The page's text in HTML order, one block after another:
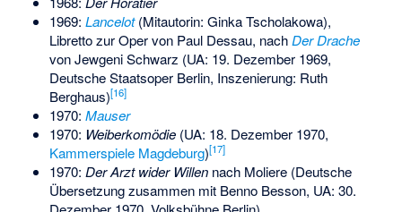
1969: Lancelot(Mitautorin: Ginka Tscholakowa),
Libretto zur Oper von Paul Dessau, nachDer Drache
von Jewgeni Schwarz (UA: 19. Dezember 1969,
Deutsche Staatsoper Berlin, Inszenierung: Ruth
Berghaus)[16]
1970: Mauser
1970: Weiberkomödie(UA: 18. Dezember 1970,
Kammerspiele Magdeburg)[17]
1970: Der Arzt wider Willennach Moliere (Deutsche
Übersetzung zusammen mit Benno Besson, UA: 30.